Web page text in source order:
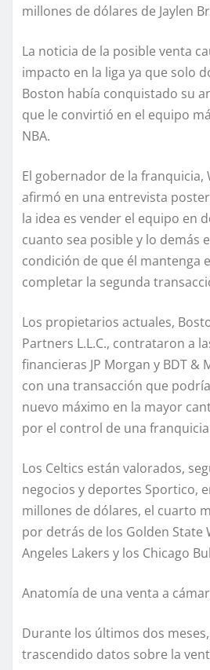
millones de dólares de Jaylen
La noticia de la posible venta
impacto en la liga ya que solo
Boston había conquistado su
que le convirtió en el equipo
NBA.
El gobernador de la franquicia,
afirmó en una entrevista
la idea es vender el equipo en
cuanto sea posible y lo demás
condición de que él mantenga
completar la segunda
Los propietarios actuales,
Partners L.L.C., contrataron a
financieras JP Morgan y BDT &
con una transacción que
nuevo máximo en la mayor
por el control de una franquicia
Los Celtics están valorados,
negocios y deportes Sportico,
millones de dólares, el cuarto
por detrás de los Golden State
Angeles Lakers y los Chicago
Anatomía de una venta a
Durante los últimos dos
trascendido datos sobre la